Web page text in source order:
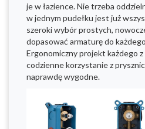
je w łazience. Nie trzeba
w jednym pudełku jest już
szeroki wybór prostych,
dopasować armaturę do
Ergonomiczny projekt każdego
codzienne korzystanie z
naprawdę wygodne.